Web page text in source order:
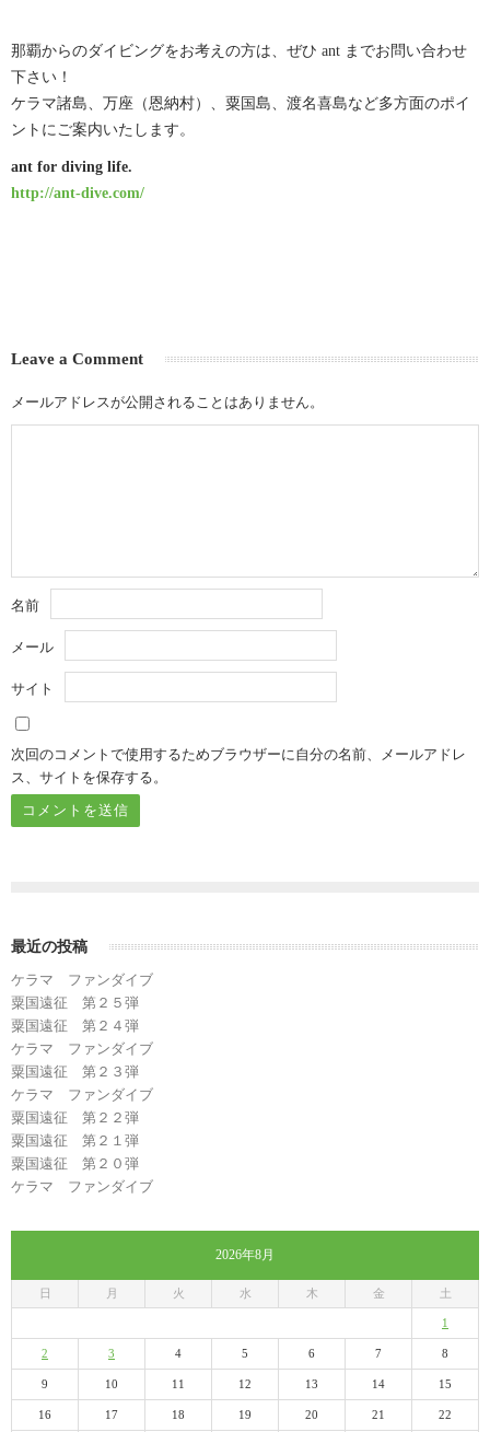
那覇からのダイビングをお考えの方は、ぜひ ant までお問い合わせ
下さい！
ケラマ諸島、万座（恩納村）、粟国島、渡名喜島など多方面のポイ
ントにご案内いたします。
ant for diving life.
http://ant-dive.com/
Leave a Comment
メールアドレスが公開されることはありません。
名前
メール
サイト
次回のコメントで使用するためブラウザーに自分の名前、メールアドレ
ス、サイトを保存する。
最近の投稿
ケラマ ファンダイブ
粟国遠征 第２５弾
粟国遠征 第２４弾
ケラマ ファンダイブ
粟国遠征 第２３弾
ケラマ ファンダイブ
粟国遠征 第２２弾
粟国遠征 第２１弾
粟国遠征 第２０弾
ケラマ ファンダイブ
2026年8月
日 月 火 水 木 金 土
1
2 3 4 5 6 7 8
9 10 11 12 13 14 15
16 17 18 19 20 21 22